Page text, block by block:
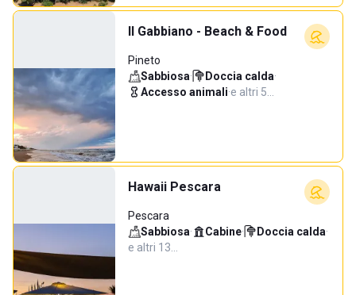
Il Gabbiano - Beach & Food
Pineto
Sabbiosa· Doccia calda·
Accesso animali·e altri 5…
Hawaii Pescara
Pescara
Sabbiosa· Cabine· Doccia calda·
e altri 13…